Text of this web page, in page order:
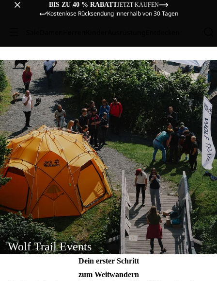
BIS ZU 40 % RABATTJETZT KAUFEN
Kostenlose Rücksendung innerhalb von 30 Tagen
Wolf Trail Events
Dein erster Schritt
zum Weitwandern